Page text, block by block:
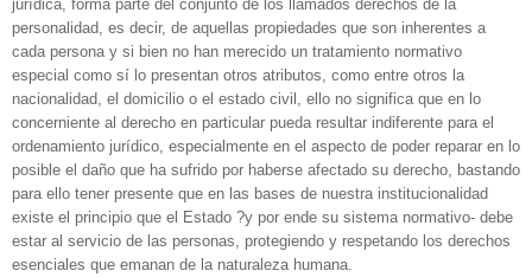
jurídica, forma parte del conjunto de los llamados derechos de la
personalidad, es decir, de aquellas propiedades que son inherentes a
cada persona y si bien no han merecido un tratamiento normativo
especial como sí lo presentan otros atributos, como entre otros la
nacionalidad, el domicilio o el estado civil, ello no significa que en lo
concerniente al derecho en particular pueda resultar indiferente para el
ordenamiento jurídico, especialmente en el aspecto de poder reparar en lo
posible el daño que ha sufrido por haberse afectado su derecho, bastando
para ello tener presente que en las bases de nuestra institucionalidad
existe el principio que el Estado ?y por ende su sistema normativo- debe
estar al servicio de las personas, protegiendo y respetando los derechos
esenciales que emanan de la naturaleza humana.